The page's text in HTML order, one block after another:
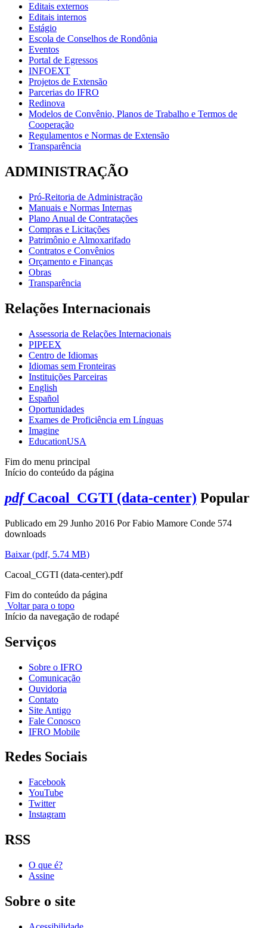
Editais externos
Editais internos
Estágio
Escola de Conselhos de Rondônia
Eventos
Portal de Egressos
INFOEXT
Projetos de Extensão
Parcerias do IFRO
Redinova
Modelos de Convênio, Planos de Trabalho e Termos de
Cooperação
Regulamentos e Normas de Extensão
Transparência
ADMINISTRAÇÃO
Pró-Reitoria de Administração
Manuais e Normas Internas
Plano Anual de Contratações
Compras e Licitações
Patrimônio e Almoxarifado
Contratos e Convênios
Orçamento e Finanças
Obras
Transparência
Relações Internacionais
Assessoria de Relações Internacionais
PIPEEX
Centro de Idiomas
Idiomas sem Fronteiras
Instituições Parceiras
English
Español
Oportunidades
Exames de Proficiência em Línguas
Imagine
EducationUSA
Fim do menu principal
Início do conteúdo da página
pdf Cacoal_CGTI (data-center) Popular
Publicado em 29 Junho 2016 PorFabio Mamore Conde 574
downloads
Baixar(pdf, 5.74 MB)
Cacoal_CGTI (data-center).pdf
Fim do conteúdo da página
Voltar para o topo
Início da navegação de rodapé
Serviços
Sobre o IFRO
Comunicação
Ouvidoria
Contato
Site Antigo
Fale Conosco
IFRO Mobile
Redes Sociais
Facebook
YouTube
Twitter
Instagram
RSS
O que é?
Assine
Sobre o site